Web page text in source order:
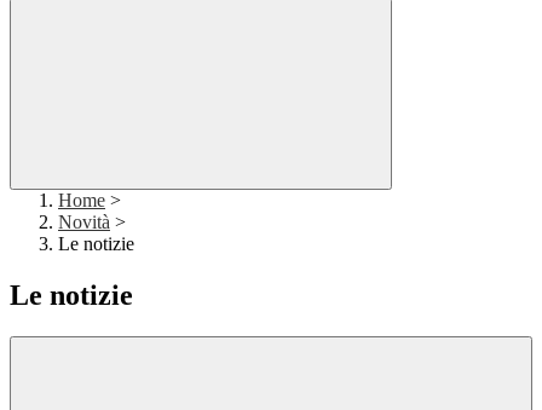
Home >
Novità >
Le notizie
Le notizie